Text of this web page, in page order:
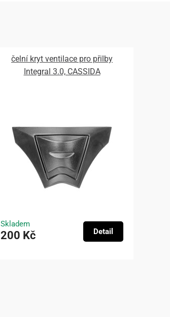
čelní kryt ventilace pro přilby
Integral 3.0, CASSIDA
Skladem
200 Kč Detail